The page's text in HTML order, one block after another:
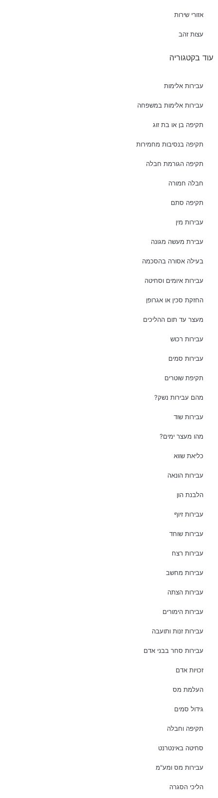
אזורי שירות
עצות זהב
עוד בקטגוריה
עבירות אלימות
עבירות אלימות במשפחה
תקיפה בן או בת זוג
תקיפה בנסיבות מחמירות
תקיפה הגורמת חבלה
חבלה חמורה
תקיפה סתם
עבירות מין
עבירת מעשה מגונה
בעילה אסורה בהסכמה
עבירות איומים וסחיטה
החזקת סכין או אגרופן
מעצר עד תום ההליכים
עבירות רכוש
עבירות סמים
תקיפת שוטרים
מהם עבירות נשק?
עבירות שוד
מהו מעצר ימים?
כליאת שווא
עבירות הונאה
הלבנת הון
עבירות זיוף
עבירות שוחד
עבירות רצח
עבירות מחשב
עבירות הצתה
עבירות הימורים
עבירות זנות ותועבה
עבירות סחר בבני אדם
זכויות אדם
העלמת מס
גידול סמים
תקיפה וחבלה
סחיטה באינטרנט
עבירות מס ומע"מ
הליכי הסגרה